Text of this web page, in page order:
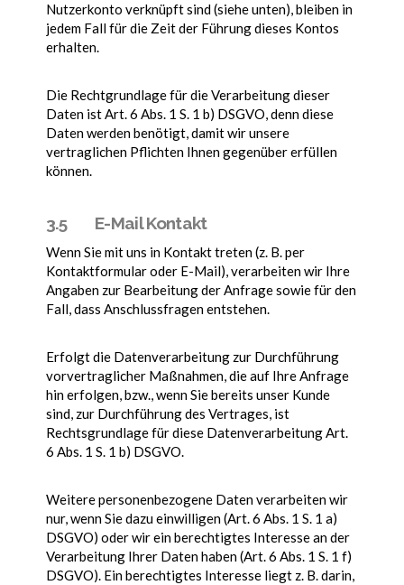
Nutzerkonto verknüpft sind (siehe unten), bleiben in
jedem Fall für die Zeit der Führung dieses Kontos
erhalten.
Die Rechtgrundlage für die Verarbeitung dieser
Daten ist Art. 6 Abs. 1 S. 1 b) DSGVO, denn diese
Daten werden benötigt, damit wir unsere
vertraglichen Pflichten Ihnen gegenüber erfüllen
können.
3.5 E-Mail Kontakt
Wenn Sie mit uns in Kontakt treten (z. B. per
Kontaktformular oder E-Mail), verarbeiten wir Ihre
Angaben zur Bearbeitung der Anfrage sowie für den
Fall, dass Anschlussfragen entstehen.
Erfolgt die Datenverarbeitung zur Durchführung
vorvertraglicher Maßnahmen, die auf Ihre Anfrage
hin erfolgen, bzw., wenn Sie bereits unser Kunde
sind, zur Durchführung des Vertrages, ist
Rechtsgrundlage für diese Datenverarbeitung Art.
6 Abs. 1 S. 1 b) DSGVO.
Weitere personenbezogene Daten verarbeiten wir
nur, wenn Sie dazu einwilligen (Art. 6 Abs. 1 S. 1 a)
DSGVO) oder wir ein berechtigtes Interesse an der
Verarbeitung Ihrer Daten haben (Art. 6 Abs. 1 S. 1 f)
DSGVO). Ein berechtigtes Interesse liegt z. B. darin,